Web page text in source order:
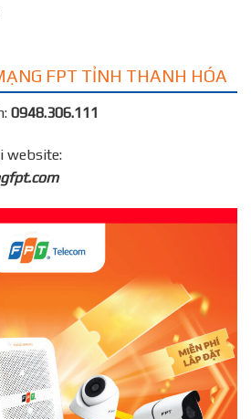
FPT TỈNH THANH HÓA
0948.306.111
website: